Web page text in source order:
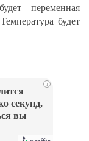
переменная
будет
i
секунд,
вы